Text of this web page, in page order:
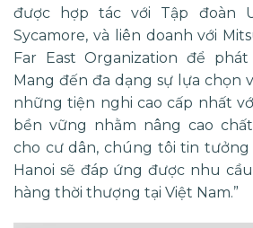
được hợp tác với Tập đoàn
Sycamore, và liên doanh với
Far East Organization để
Mang đến đa dạng sự lựa chọn
những tiện nghi cao cấp nhất
bền vững nhằm nâng cao
cho cư dân, chúng tôi tin tưởng
Hanoi sẽ đáp ứng được nhu
hàng thời thượng tại Việt Nam.”